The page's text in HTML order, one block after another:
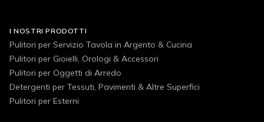
I NOSTRI PRODOTTI
Pulitori per Servizio Tavola in Argento & Cucina
Pulitori per Gioielli, Orologi & Accessori
Pulitori per Oggetti di Arredo
Detergenti per Tessuti, Pavimenti & Altre Superfici
Pulitori per Esterni